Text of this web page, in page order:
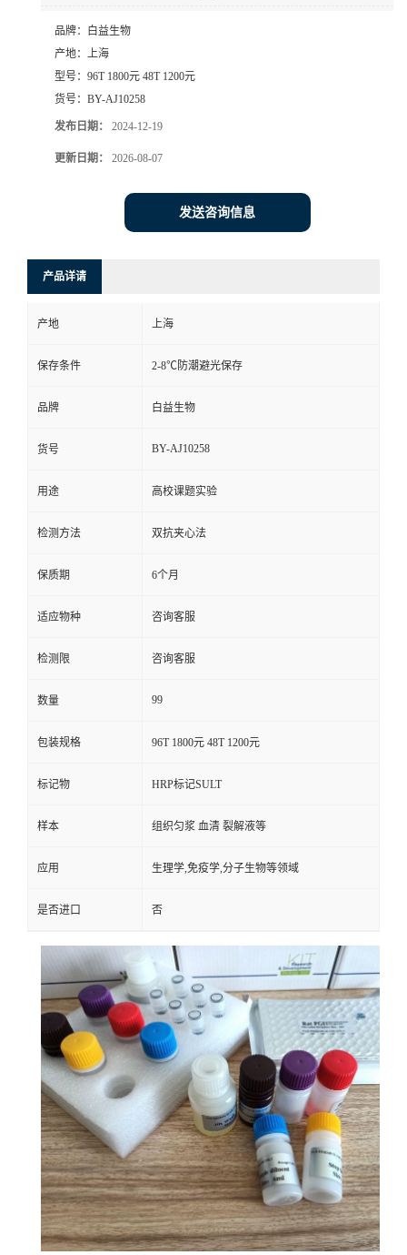
品牌：
白益生物
产地： 上海
型号： 96T 1800元 48T 1200元
货号： BY-AJ10258
发布日期： 2024-12-19
更新日期： 2026-08-07
发送咨询信息
产品详请
产地 上海
保存条件 2-8℃防潮避光保存
品牌 白益生物
货号 BY-AJ10258
用途 高校课题实验
检测方法 双抗夹心法
保质期 6个月
适应物种 咨询客服
检测限 咨询客服
数量 99
包装规格 96T 1800元 48T 1200元
标记物 HRP标记SULT
样本 组织匀浆 血清 裂解液等
应用 生理学,免疫学,分子生物等领域
是否进口 否